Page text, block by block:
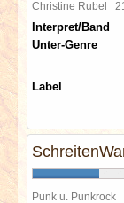
Christine Rubel
Interpret/Band
Unter-Genre
Label
Punk u. Punkrock